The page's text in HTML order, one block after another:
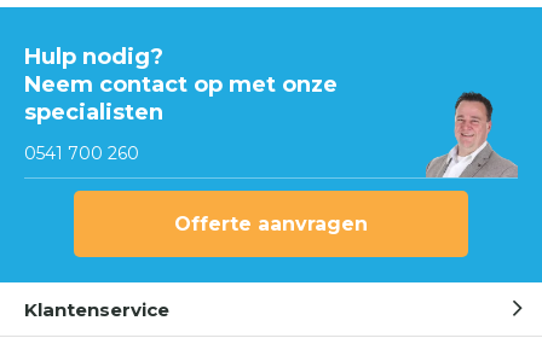
Hulp nodig?
Neem contact op met onze
specialisten
0541 700 260
Offerte aanvragen
Klantenservice